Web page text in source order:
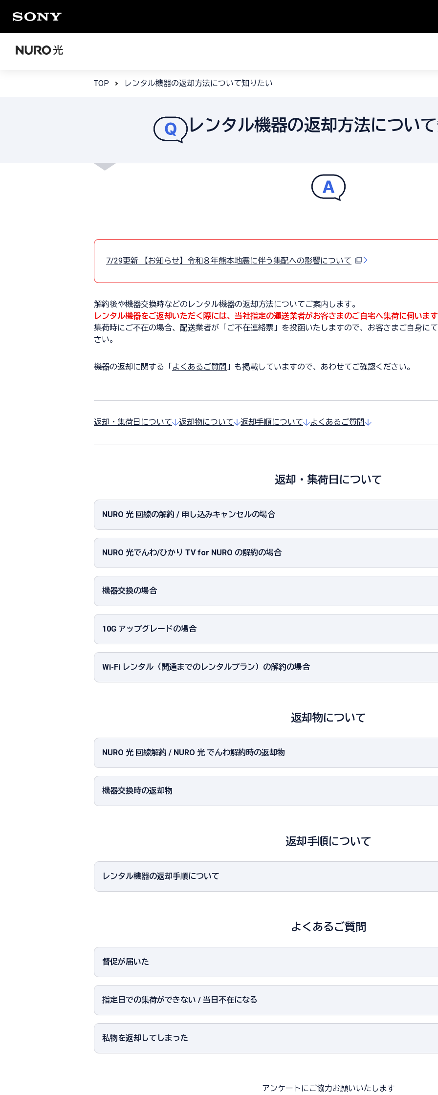
TOP レンタル機器の返却方法について知りたい
レンタル機器の返却方法につい
7/29更新 【お知らせ】令和８年熊本地震に伴う集配への影響について
解約後や機器交換時などのレンタル機器の返却方法についてご案内します。
レンタル機器をご返却いただく際には、当社指定の運送業者がお客さまのご自宅へ集荷に伺います
集荷時にご不在の場合、配送業者が「ご不在連絡票」を投函いたしますので、お客さまご自身に
さい。
機器の返却に関する「 よくあるご質問 」も掲載していますので、あわせてご確認ください。
返却・集荷日について 返却物について 返却手順について よくあるご質問
返却・集荷日について
NURO 光 回線の解約 / 申し込みキャンセルの場合
NURO 光でんわ/ひかり TV for NURO の解約の場合
機器交換の場合
10G アップグレードの場合
Wi-Fi レンタル（開通までのレンタルプラン）の解約の場合
返却物について
NURO 光 回線解約 / NURO 光 でんわ解約時の返却物
機器交換時の返却物
返却手順について
レンタル機器の返却手順について
よくあるご質問
督促が届いた
指定日での集荷ができない / 当日不在になる
私物を返却してしまった
アンケートにご協力お願いいたします